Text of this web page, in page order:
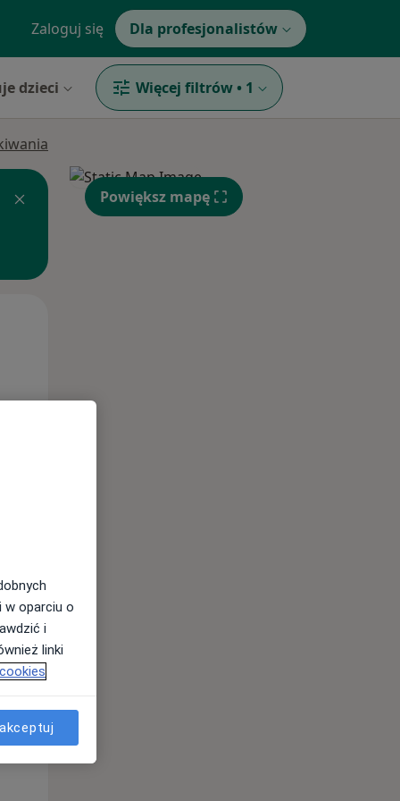
Zaloguj się Dla profesjonalistów
dzieci Więcej filtrów • 1
Śr,
12 Sie
Powiększ mapę
w oparciu o
i
linki